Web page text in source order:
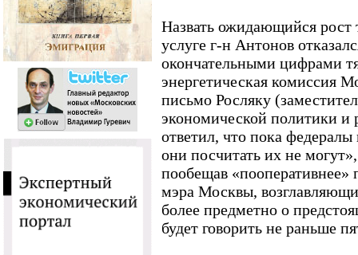
Назвать ожидающийся рост
услуге г-н Антонов
окончательными цифрами
энергетическая комиссия
письмо Росляку
экономической политики и
ответил, что пока
они посчитать их не
пообещав «пооперативнее»
мэра Москвы,
более предметно о
будет говорить не раньше